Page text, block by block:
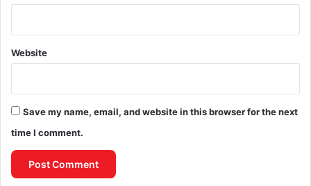
Website
Save my name, email, and website in this browser for the next
time I comment.